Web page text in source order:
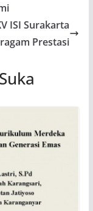
ISI Surakarta
Prestasi